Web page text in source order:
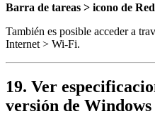
Barra de tareas > icono de
También es posible acceder a
Internet > Wi-Fi.
19. Ver
versión de Windows